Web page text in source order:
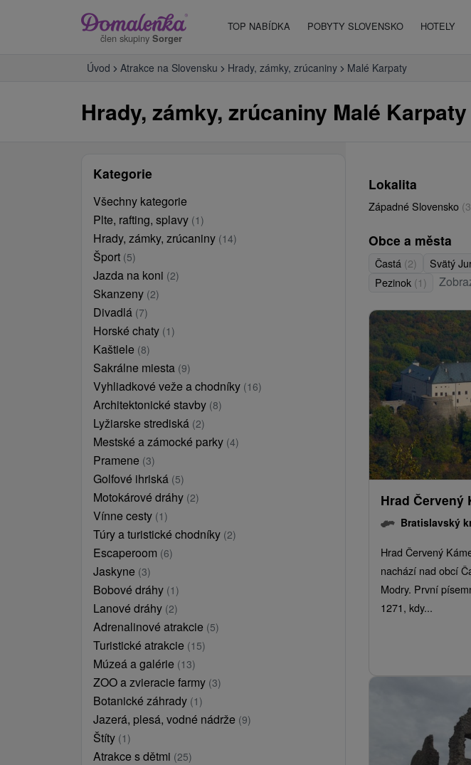
člen skupiny Sorger
TOP NABÍDKA POBYTY SLOVENSKO HOTELY
Úvod Atrakce na Slovensku Hrady, zámky, zrúcaniny Malé Karpaty
Hrady, zámky, zrúcaniny Malé Karpaty
Kategorie
Všechny kategorie
Plte, rafting, splavy (1)
Hrady, zámky, zrúcaniny (14)
Šport (5)
Jazda na koni (2)
Skanzeny (2)
Divadlá (7)
Horské chaty (1)
Kaštiele (8)
Sakrálne miesta (9)
Vyhliadkové veže a chodníky (16)
Architektonické stavby (8)
Lyžiarske strediská (2)
Mestské a zámocké parky (4)
Pramene (3)
Golfové ihriská (5)
Motokárové dráhy (2)
Vínne cesty (1)
Túry a turistické chodníky (2)
Escaperoom (6)
Jaskyne (3)
Bobové dráhy (1)
Lanové dráhy (2)
Adrenalinové atrakcie (5)
Turistické atrakcie (15)
Múzeá a galérie (13)
ZOO a zvieracie farmy (3)
Botanické záhrady (1)
Jazerá, plesá, vodné nádrže (9)
Štíty (1)
Atrakce s dětmi (25)
Lokalita
Západné Slovensko
Obce a města
Častá (2) Svätý
Pezinok (1)
Hrad Červený
Bratislavský
Hrad Červený
nachází nad obcí
Modry. První
1271, kdy...